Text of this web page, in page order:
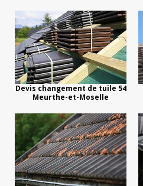
Devis changement de tuile 54
Meurthe-et-Moselle